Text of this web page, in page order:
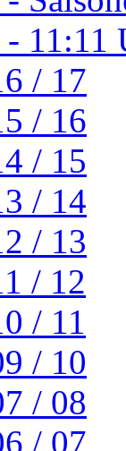
- 11:11
/ 17
/ 16
/ 15
/ 14
/ 13
/ 12
/ 11
/ 10
/ 08
/ 07